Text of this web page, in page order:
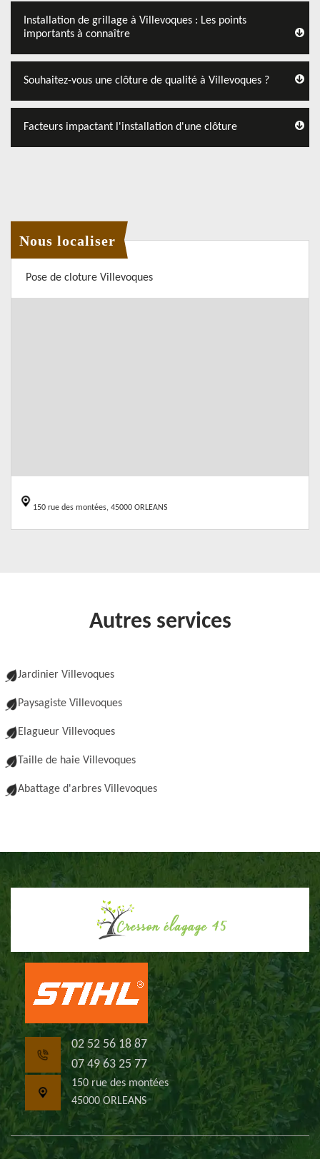
Installation de grillage à Villevoques : Les points
importants à connaître
Souhaitez-vous une clôture de qualité à Villevoques ?
Facteurs impactant l'installation d'une clôture
Nous localiser
Pose de cloture Villevoques
150 rue des montées, 45000 ORLEANS
Autres services
Jardinier Villevoques
Paysagiste Villevoques
Elagueur Villevoques
Taille de haie Villevoques
Abattage d'arbres Villevoques
02 52 56 18 87
07 49 63 25 77
150 rue des montées
45000 ORLEANS